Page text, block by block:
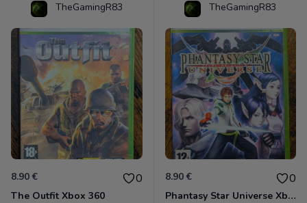
TheGamingR83
8.90 € 0
The Outfit Xbox 360
TheGamingR83
8.90 € 0
Phantasy Star Universe Xbox 360